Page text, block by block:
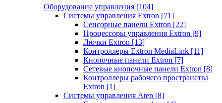
Оборудование управления [104]
Системы управления Extron [71]
Сенсорные панели Extron [22]
Процессоры управления Extron [9]
Лючки Extron [13]
Контроллеры Extron MediaLink [11]
Кнопочные панели Extron [7]
Сетевые кнопочные панели Extron [8]
Контроллеры рабочего пространства
Extron [1]
Системы управления Aten [8]